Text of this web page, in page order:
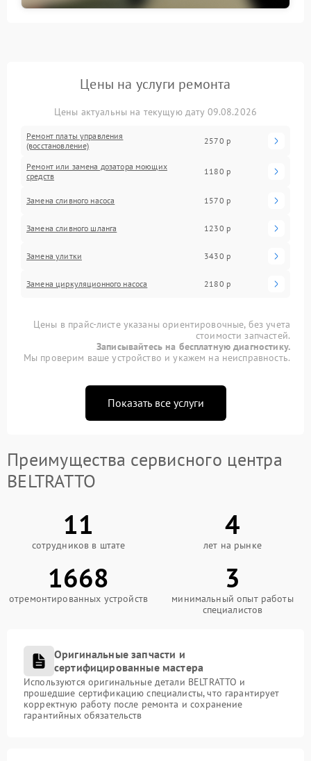
Цены на услуги ремонта
Цены актуальны на текущую дату 09.08.2026
Ремонт платы управления
(восстановление)
2570 р
Ремонт или замена дозатора моющих
средств
1180 р
Замена сливного насоса 1570 р
Замена сливного шланга 1230 р
Замена улитки 3430 р
Замена циркуляционного насоса 2180 р
Цены в прайс-листе указаны ориентировочные, без учета
стоимости запчастей.
Записывайтесь на бесплатную диагностику.
Мы проверим ваше устройство и укажем на неисправность.
Показать все услуги
Преимущества сервисного центра
BELTRATTO
11
сотрудников в штате
4
лет на рынке
1668
отремонтированных устройств
3
минимальный опыт работы
специалистов
Оригинальные запчасти и
сертифицированные мастера
Используются оригинальные детали BELTRATTO и
прошедшие сертификацию специалисты, что гарантирует
корректную работу после ремонта и сохранение
гарантийных обязательств